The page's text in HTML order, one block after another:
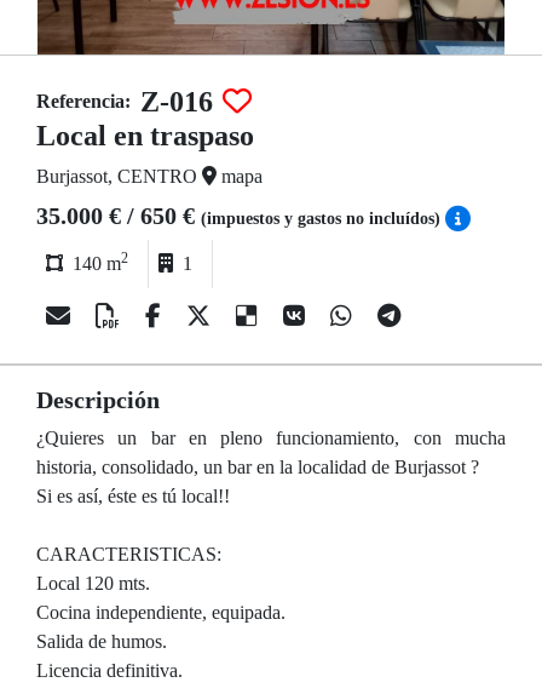
Referencia: Z-016
Local en traspaso
Burjassot, CENTRO mapa
35.000 € / 650 € (impuestos y gastos no incluídos)
140 m2 1
Descripción
¿Quieres un bar en pleno funcionamiento, con mucha
historia, consolidado, un bar en la localidad de Burjassot ?
Si es así, éste es tú local!!
CARACTERISTICAS:
Local 120 mts.
Cocina independiente, equipada.
Salida de humos.
Licencia definitiva.